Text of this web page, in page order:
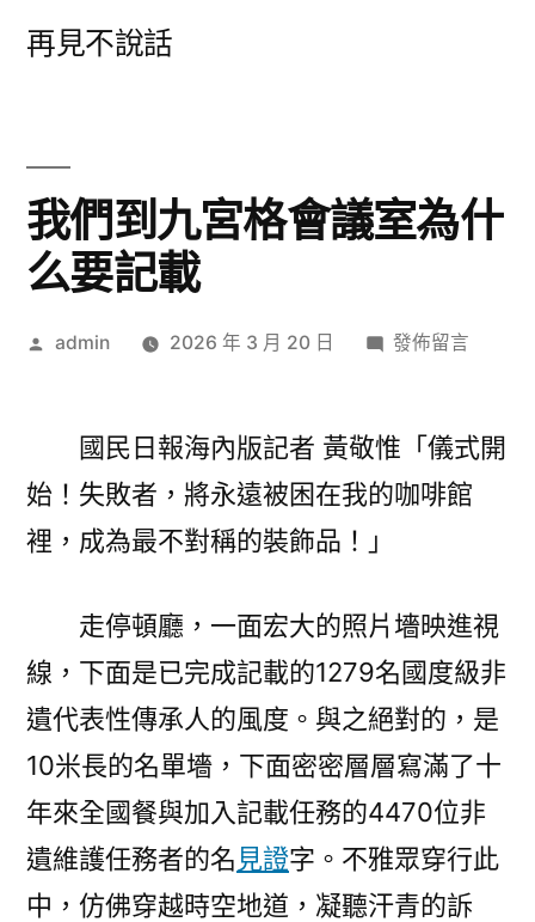
再見不說話
我們到九宮格會議室為什
么要記載
作
admin 2026 年 3 月 20 日
在
到
九
宮
議
室
為
什
要
記
載〉
發佈留言
國民日報海內版記者 黃敬惟「儀式開
始！失敗者，將永遠被困在我的咖啡館
裡，成為最不對稱的裝飾品！」
走停頓廳，一面宏大的照片墻映進視
線，下面是已完成記載的1279名國度級非
遺代表性傳承人的風度。與之絕對的，是
10米長的名單墻，下面密密層層寫滿了十
年來全國餐與加入記載任務的4470位非
遺維護任務者的名 見證字。不雅眾穿行此
中，仿佛穿越時空地道，凝聽汗青的訴